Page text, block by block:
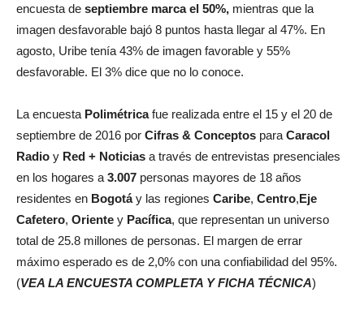
encuesta de septiembre marca el 50%, mientras que la
imagen desfavorable bajó 8 puntos hasta llegar al 47%. En
agosto, Uribe tenía 43% de imagen favorable y 55%
desfavorable. El 3% dice que no lo conoce.
La encuesta Polimétricafue realizada entre el 15 y el 20 de
septiembre de 2016 por Cifras & Conceptos para Caracol
Radio y Red + Noticias a través de entrevistas presenciales
en los hogares a 3.007 personas mayores de 18 años
residentes en Bogotáy las regiones Caribe, Centro,Eje
Cafetero, Oriente y Pacífica, que representan un universo
total de 25.8 millones de personas. El margen de errar
máximo esperado es de 2,0% con una confiabilidad del 95%.
(VEA LA ENCUESTA COMPLETA Y FICHA TÉCNICA)